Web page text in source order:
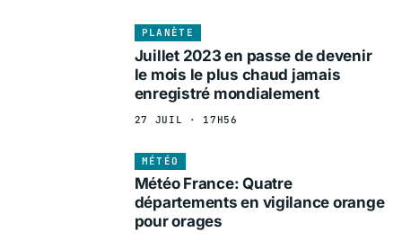
PLANÈTE
Juillet 2023 en passe de devenir
le mois le plus chaud jamais
enregistré mondialement
27 JUIL · 17H56
MÉTÉO
Météo France: Quatre
départements en vigilance orange
pour orages